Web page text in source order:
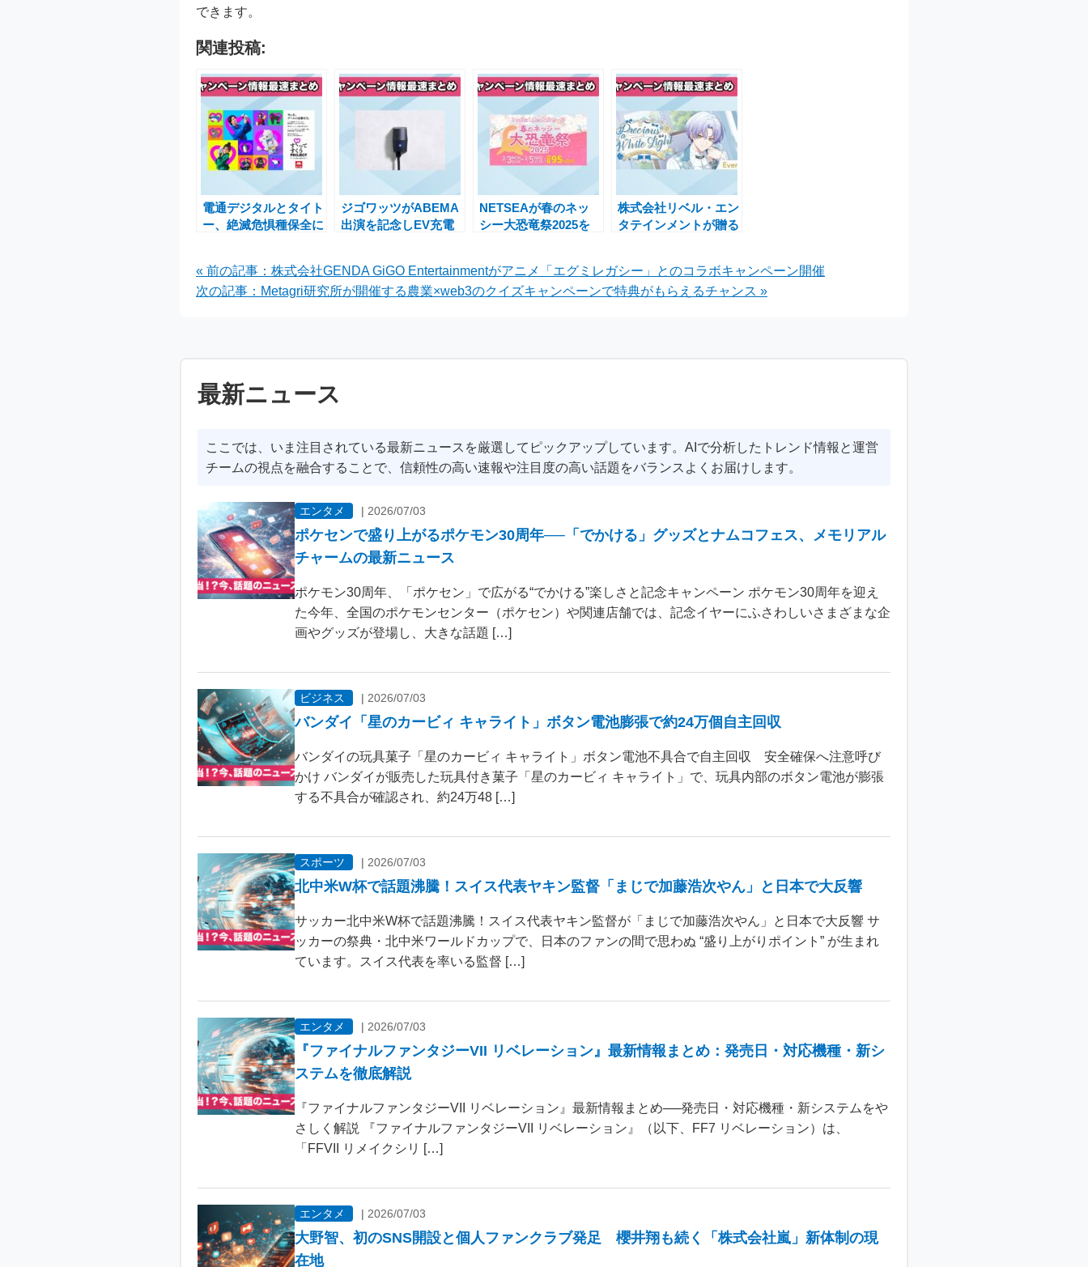
できます。
関連投稿:
電通デジタルとタイト
ー、絶滅危惧種保全に
ンペーン開始
ジゴワッツがABEMA
出演を記念しEV充電
供
NETSEAが春のネッ
シー大恐竜祭2025を
株式会社リベル・エン
タテインメントが贈る
知らせ
« 前の記事：株式会社GENDA GiGO Entertainmentがアニメ「エグミレガシー」とのコラボキャンペーン開催
次の記事：Metagri研究所が開催する農業×web3のクイズキャンペーンで特典がもらえるチャンス »
最新ニュース
ここでは、いま注目されている最新ニュースを厳選してピックアップしています。AIで分析したトレンド情報と運営
チームの視点を融合することで、信頼性の高い速報や注目度の高い話題をバランスよくお届けします。
エンタメ | 2026/07/03
ポケセンで盛り上がるポケモン30周年──「でかける」グッズとナムコフェス、メモリアル
チャームの最新ニュース
ポケモン30周年、「ポケセン」で広がる“でかける”楽しさと記念キャンペーン ポケモン30周年を迎え
た今年、全国のポケモンセンター（ポケセン）や関連店舗では、記念イヤーにふさわしいさまざまな企
画やグッズが登場し、大きな話題 […]
ビジネス | 2026/07/03
バンダイ「星のカービィ キャライト」ボタン電池膨張で約24万個自主回収
バンダイの玩具菓子「星のカービィ キャライト」ボタン電池不具合で自主回収 安全確保へ注意呼び
かけ バンダイが販売した玩具付き菓子「星のカービィ キャライト」で、玩具内部のボタン電池が膨張
する不具合が確認され、約24万48 […]
スポーツ | 2026/07/03
北中米W杯で話題沸騰！スイス代表ヤキン監督「まじで加藤浩次やん」と日本で大反響
サッカー北中米W杯で話題沸騰！スイス代表ヤキン監督が「まじで加藤浩次やん」と日本で大反響 サ
ッカーの祭典・北中米ワールドカップで、日本のファンの間で思わぬ “盛り上がりポイント” が生まれ
ています。スイス代表を率いる監督 […]
エンタメ | 2026/07/03
『ファイナルファンタジーVII リベレーション』最新情報まとめ：発売日・対応機種・新シ
ステムを徹底解説
『ファイナルファンタジーVII リベレーション』最新情報まとめ──発売日・対応機種・新システムをや
さしく解説 『ファイナルファンタジーVII リベレーション』（以下、FF7 リベレーション）は、
「FFVII リメイクシリ […]
エンタメ | 2026/07/03
大野智、初のSNS開設と個人ファンクラブ発足 櫻井翔も続く「株式会社嵐」新体制の現
在地